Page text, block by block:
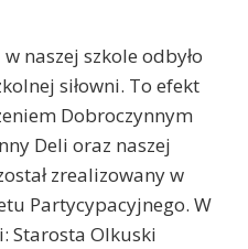
naszej szkole odbyło
siłowni. To efekt
Dobroczynnym
Deli oraz naszej
zrealizowany w
Partycypacyjnego. W
Starosta Olkuski